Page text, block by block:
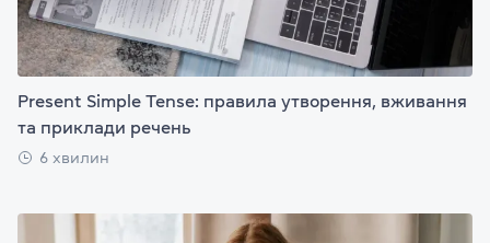
Present Simple Tense: правила утворення, вживання
та приклади речень
6 хвилин